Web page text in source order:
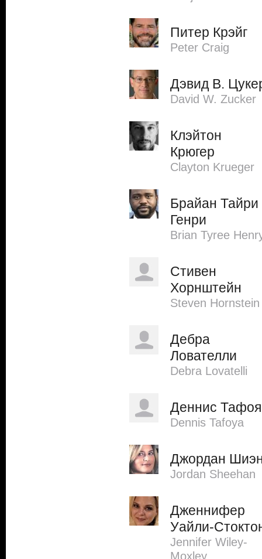
Питер Крэйг
Peter Craig
Дэвид В.
David W. Zucker
Клэйтон
Крюгер
Clayton Krueger
Брайан Тайри
Генри
Brian Tyree
Стивен
Хорнштейн
Steven Hornstein
Дебра
Лователли
Debra Lovatelli
Деннис Тафоя
Dennis Tafoya
Джордан
Jordan Sheehan
Дженнифер
Уайли-
Jennifer Wiley-
Moxley